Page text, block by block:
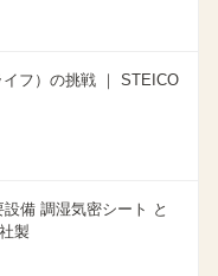
フ）の挑戦 ｜ STEICO
備 調湿気密シート と
製